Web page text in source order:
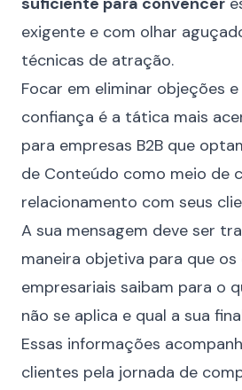
exigente e com olhar
técnicas de atração.
Focar em eliminar objeções
confiança é a tática mais
para empresas B2B que
de Conteúdo como meio de
relacionamento com seus
A sua mensagem deve ser
maneira objetiva para que os
empresariais saibam para o
não se aplica e qual a sua
Essas informações
clientes pela jornada de